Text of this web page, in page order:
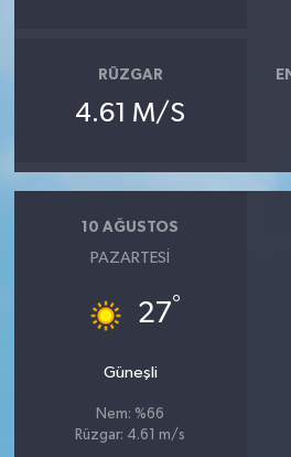
RÜZGAR
4.61 M/S
10 AĞUSTOS
PAZARTESI
27°
Güneşli
Nem: %66
Rüzgar: 4.61 m/s